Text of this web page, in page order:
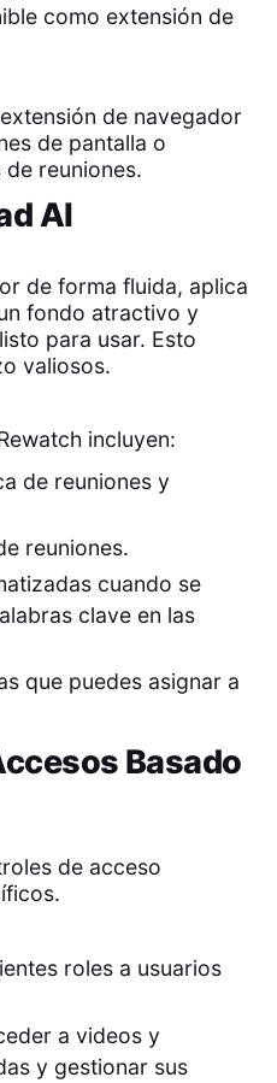
como extensión de
de navegador
de pantalla o
reuniones.
AI
de forma fluida, aplica
fondo atractivo y
para usar. Esto
valiosos.
incluyen:
de reuniones y
reuniones.
cuando se
clave en las
que puedes asignar a
Basado
de acceso
roles a usuarios
a videos y
y gestionar sus